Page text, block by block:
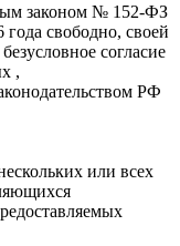
законом № 152-ФЗ
свободно, своей
согласие
,
РФ
или всех